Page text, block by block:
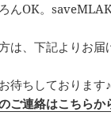
んOK。
は、下記よりお届
待ちしております♪
ご連絡はこちらか